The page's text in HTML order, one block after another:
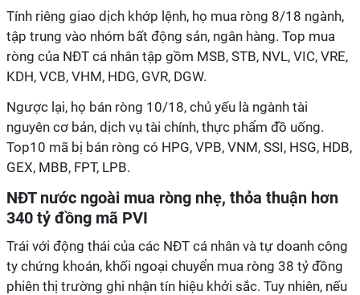
Tính riêng giao dịch khớp lệnh, họ mua ròng 8/18 ngành,
tập trung vào nhóm bất động sản, ngân hàng. Top mua
ròng của NĐT cá nhân tập gồm MSB, STB, NVL, VIC, VRE,
KDH, VCB, VHM, HDG, GVR, DGW.
Ngược lại, họ bán ròng 10/18, chủ yếu là ngành tài
nguyên cơ bản, dịch vụ tài chính, thực phẩm đồ uống.
Top10 mã bị bán ròng có HPG, VPB, VNM, SSI, HSG, HDB,
GEX, MBB, FPT, LPB.
NĐT nước ngoài mua ròng nhẹ, thỏa thuận hơn
340 tỷ đồng mã PVI
Trái với động thái của các NĐT cá nhân và tự doanh công
ty chứng khoán, khối ngoại chuyển mua ròng 38 tỷ đồng
phiên thị trường ghi nhận tín hiệu khởi sắc. Tuy nhiên, nếu